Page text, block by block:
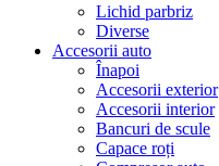
Lichid parbriz
Diverse
Accesorii auto
Înapoi
Accesorii exterior
Accesorii interior
Bancuri de scule
Capace roți